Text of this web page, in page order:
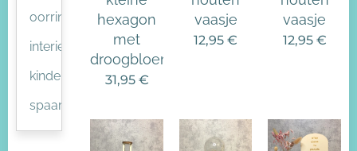
oorringen
interieur
kinderkamer
spaarpot
hexagon
met
droogbloemen
31,95€
vaasje
12,95 €
vaasje
12,95€